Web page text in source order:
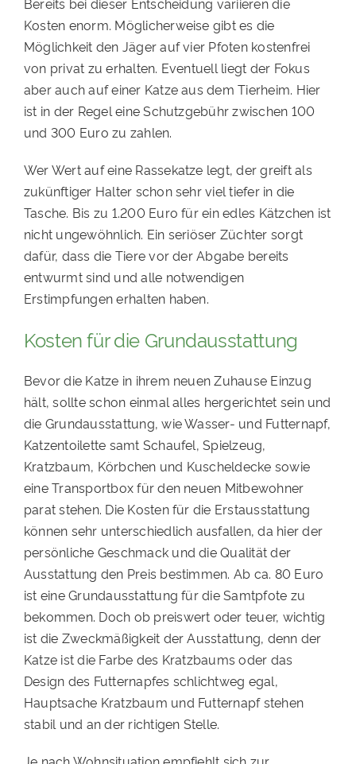
Kosten enorm. Möglicherweise gibt es die
Möglichkeit den Jäger auf vier Pfoten kostenfrei
von privat zu erhalten. Eventuell liegt der Fokus
aber auch auf einer Katze aus dem Tierheim. Hier
ist in der Regel eine Schutzgebühr zwischen 100
und 300 Euro zu zahlen.
Wer Wert auf eine Rassekatze legt, der greift als
zukünftiger Halter schon sehr viel tiefer in die
Tasche. Bis zu 1.200 Euro für ein edles Kätzchen ist
nicht ungewöhnlich. Ein seriöser Züchter sorgt
dafür, dass die Tiere vor der Abgabe bereits
entwurmt sind und alle notwendigen
Erstimpfungen erhalten haben.
Kosten für die Grundausstattung
Bevor die Katze in ihrem neuen Zuhause Einzug
hält, sollte schon einmal alles hergerichtet sein und
die Grundausstattung, wie Wasser- und Futternapf,
Katzentoilette samt Schaufel, Spielzeug,
Kratzbaum, Körbchen und Kuscheldecke sowie
eine Transportbox für den neuen Mitbewohner
parat stehen. Die Kosten für die Erstausstattung
können sehr unterschiedlich ausfallen, da hier der
persönliche Geschmack und die Qualität der
Ausstattung den Preis bestimmen. Ab ca. 80 Euro
ist eine Grundausstattung für die Samtpfote zu
bekommen. Doch ob preiswert oder teuer, wichtig
ist die Zweckmäßigkeit der Ausstattung, denn der
Katze ist die Farbe des Kratzbaums oder das
Design des Futternapfes schlichtweg egal,
Hauptsache Kratzbaum und Futternapf stehen
stabil und an der richtigen Stelle.